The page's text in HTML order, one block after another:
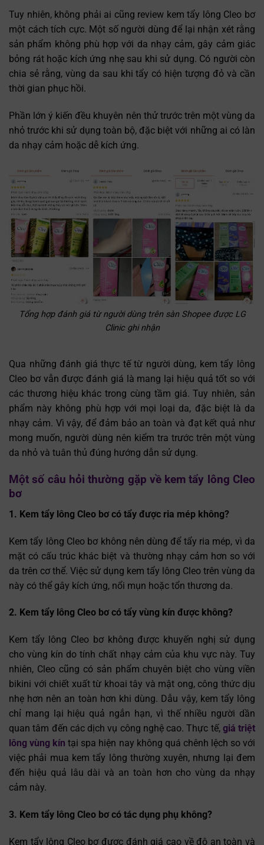
Tuy nhiên, không phải ai cũng review kem tẩy lông Cleo bơ
một cách tích cực. Một số người dùng để lại nhận xét rằng
sản phẩm không phù hợp với da nhạy cảm, gây cảm giác
bỏng rát hoặc kích ứng nhẹ sau khi sử dụng. Có người còn
chia sẻ rằng, vùng da sau khi tẩy có hiện tượng đỏ và cần
thời gian phục hồi.
Phần lớn ý kiến đều khuyên nên thử trước trên một vùng da
nhỏ trước khi sử dụng toàn bộ, đặc biệt với những ai có làn
da nhạy cảm hoặc dễ kích ứng.
Tổng hợp đánh giá từ người dùng trên sàn Shopee được LG
Clinic ghi nhận
Qua những đánh giá thực tế từ người dùng, kem tẩy lông
Cleo bơ vẫn được đánh giá là mang lại hiệu quả tốt so với
các thương hiệu khác trong cùng tầm giá. Tuy nhiên, sản
phẩm này không phù hợp với mọi loại da, đặc biệt là da
nhạy cảm. Vì vậy, để đảm bảo an toàn và đạt kết quả như
mong muốn, người dùng nên kiểm tra trước trên một vùng
da nhỏ và tuân thủ đúng hướng dẫn sử dụng.
Một số câu hỏi thường gặp về kem tẩy lông Cleo
bơ
1. Kem tẩy lông Cleo bơ có tẩy được ria mép không?
Kem tẩy lông Cleo bơ không nên dùng để tẩy ria mép, vì da
mặt có cấu trúc khác biệt và thường nhạy cảm hơn so với
da trên cơ thể. Việc sử dụng kem tẩy lông Cleo trên vùng da
này có thể gây kích ứng, nổi mụn hoặc tổn thương da.
2. Kem tẩy lông Cleo bơ có tẩy vùng kín được không?
Kem tẩy lông Cleo bơ không được khuyến nghị sử dụng
cho vùng kín do tính chất nhạy cảm của khu vực này. Tuy
nhiên, Cleo cũng có sản phẩm chuyên biệt cho vùng viền
bikini với chiết xuất từ khoai tây và mật ong, công thức dịu
nhẹ hơn nên an toàn hơn khi dùng. Dẫu vậy, kem tẩy lông
chỉ mang lại hiệu quả ngắn hạn, vì thế nhiều người dần
quan tâm đến các dịch vụ công nghệ cao. Thực tế, giá triệt
lông vùng kín tại spa hiện nay không quá chênh lệch so với
việc phải mua kem tẩy lông thường xuyên, nhưng lại đem
đến hiệu quả lâu dài và an toàn hơn cho vùng da nhạy
cảm này.
3. Kem tẩy lông Cleo bơ có tác dụng phụ không?
Kem tẩy lông Cleo bơ được đánh giá cao về độ an toàn và